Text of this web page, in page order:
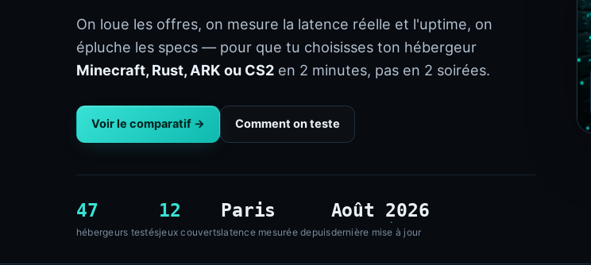
On loue les offres, on mesure la latence réelle et l'uptime, on
épluche les specs — pour que tu choisisses ton hébergeur
Minecraft, Rust, ARK ou CS2 en 2 minutes, pas en 2 soirées.
Voir le comparatif → Comment on teste
47
hébergeurs testés
12
jeux couverts
Paris
latence mesurée depuis
Août 2026
dernière mise à jour